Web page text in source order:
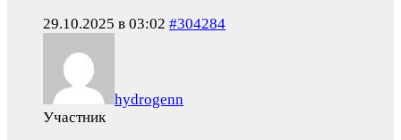
29.10.2025 в 03:02 #304284
hydrogenn
Участник